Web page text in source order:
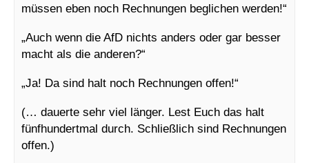
müssen eben noch Rechnungen beglichen werden!“
„Auch wenn die AfD nichts anders oder gar besser
macht als die anderen?“
„Ja! Da sind halt noch Rechnungen offen!“
(… dauerte sehr viel länger. Lest Euch das halt
fünfhundertmal durch. Schließlich sind Rechnungen
offen.)